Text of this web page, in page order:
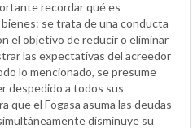
recordar qué es
se trata de una conducta
el objetivo de reducir o eliminar
las expectativas del acreedor
lo mencionado, se presume
despedido a todos sus
que el Fogasa asuma las deudas
disminuye su